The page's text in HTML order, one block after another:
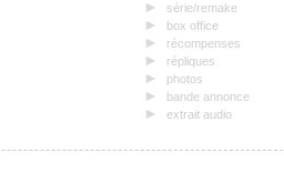
série/remake
box office
récompenses
répliques
photos
bande annonce
extrait audio